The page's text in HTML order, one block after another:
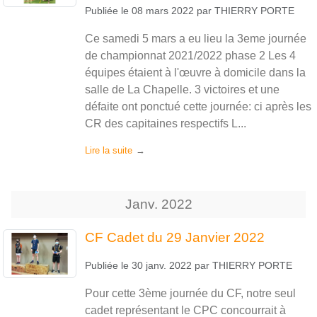
Publiée le 08 mars 2022 par THIERRY PORTE
Ce samedi 5 mars a eu lieu la 3eme journée
de championnat 2021/2022 phase 2 Les 4
équipes étaient à l'œuvre à domicile dans la
salle de La Chapelle. 3 victoires et une
défaite ont ponctué cette journée: ci après les
CR des capitaines respectifs L...
Lire la suite
Janv. 2022
CF Cadet du 29 Janvier 2022
Publiée le 30 janv. 2022 par THIERRY PORTE
Pour cette 3ème journée du CF, notre seul
cadet représentant le CPC concourrait à